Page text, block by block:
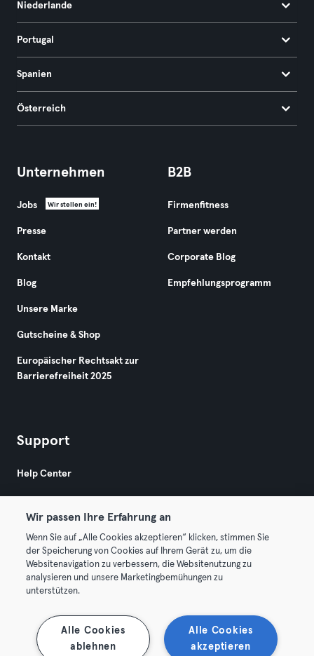
Niederlande
Portugal
Spanien
Österreich
Unternehmen
Jobs Wir stellen ein!
Presse
Kontakt
Blog
Unsere Marke
Gutscheine & Shop
Europäischer Rechtsakt zur
Barrierefreiheit 2025
B2B
Firmenfitness
Partner werden
Corporate Blog
Empfehlungsprogramm
Support
Help Center
© 2026 Urban Sports Group GmbH. All rights reserved.
AGB Datenschutz
Vertrag hier kündigen Hier Verträge widerrufen
Wir passen Ihre Erfahrung an
Wenn Sie auf „Alle Cookies akzeptieren“ klicken, stimmen Sie
der Speicherung von Cookies auf Ihrem Gerät zu, um die
Websitenavigation zu verbessern, die Websitenutzung zu
analysieren und unsere Marketingbemühungen zu
unterstützen.
Alle Cookies
akzeptieren
Alle Cookies
ablehnen